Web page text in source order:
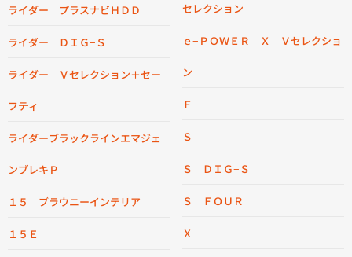
ライダー プラスナビＨＤＤ
ライダー ＤＩＧ−Ｓ
ライダー Ｖセレクション＋セー
フティ
ライダーブラックラインエマジェ
ンブレキＰ
１５ ブラウニーインテリア
１５Ｅ
セレクション
ｅ−ＰＯＷＥＲ Ｘ Ｖセレクショ
ン
Ｆ
Ｓ
Ｓ ＤＩＧ−Ｓ
Ｓ ＦＯＵＲ
Ｘ